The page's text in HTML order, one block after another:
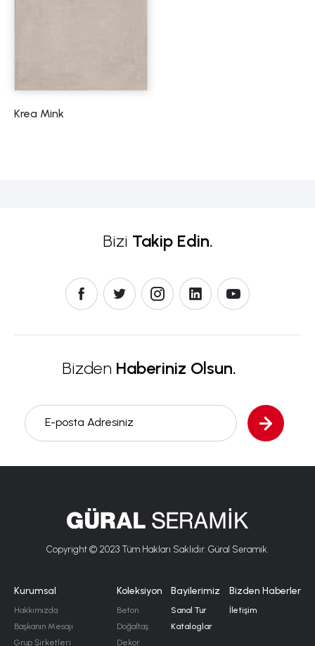
Krea Mink
Bizi Takip Edin.
Bizden Haberiniz Olsun.
E-posta Adresiniz
Copyright © 2023 Tüm Hakları Saklıdır. Güral Seramik.
Kurumsal
Hakkımızda
Başkanın Mesajı
Grup Şirketleri
Koleksiyon
Beton
Doğaltaş
Dekor
Bayilerimiz
Sanal Tur
Kataloglar
Bizden Haberler
İletişim